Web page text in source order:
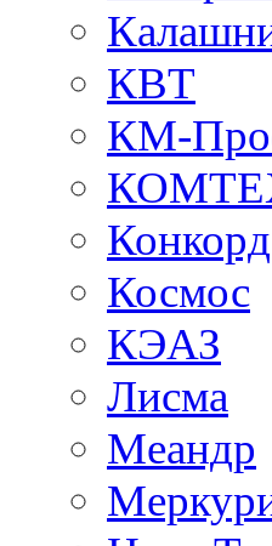
КВТ
КМ-
Конкорд
Космос
КЭАЗ
Лисма
Меандр